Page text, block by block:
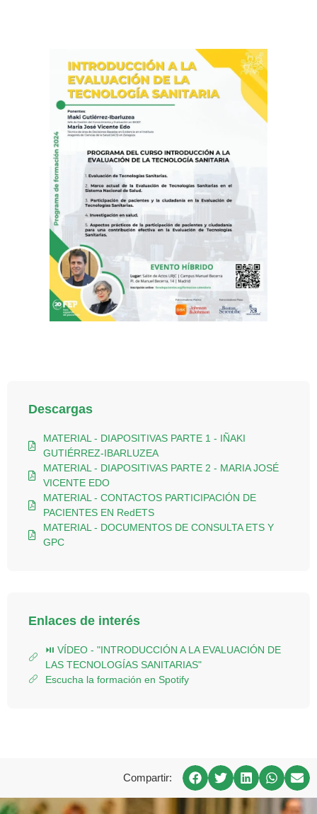
Descargas
MATERIAL - DIAPOSITIVAS PARTE 1 - IÑAKI
GUTIÉRREZ-IBARLUZEA
MATERIAL - DIAPOSITIVAS PARTE 2 - MARIA JOSÉ
VICENTE EDO
MATERIAL - CONTACTOS PARTICIPACIÓN DE
PACIENTES EN RedETS
MATERIAL - DOCUMENTOS DE CONSULTA ETS Y
GPC
Enlaces de interés
⏯ VÍDEO - "INTRODUCCIÓN A LA EVALUACIÓN DE
LAS TECNOLOGÍAS SANITARIAS"
Escucha la formación en Spotify
Compartir: